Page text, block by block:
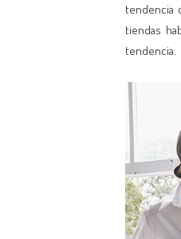
tendencia
tiendas
tendencia.